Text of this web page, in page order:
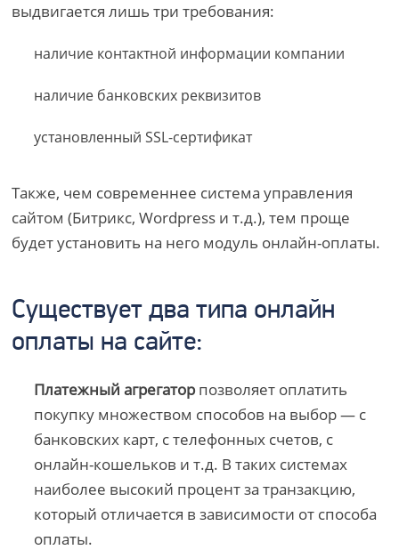
выдвигается лишь три требования:
наличие контактной информации компании
наличие банковских реквизитов
установленный SSL-сертификат
Также, чем современнее система управления
сайтом (Битрикс, Wordpress и т.д.), тем проще
будет установить на него модуль онлайн-оплаты.
Существует два типа онлайн
оплаты на сайте:
Платежный агрегаторпозволяет оплатить
покупку множеством способов на выбор — с
банковских карт, с телефонных счетов, с
онлайн-кошельков и т.д. В таких системах
наиболее высокий процент за транзакцию,
который отличается в зависимости от способа
оплаты.